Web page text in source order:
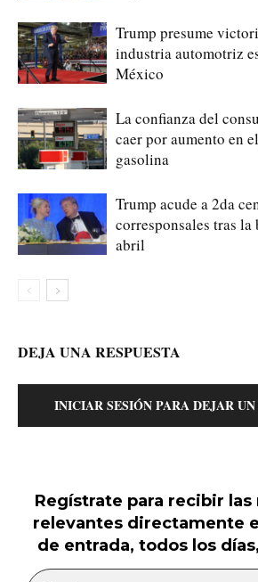
Trump presume
industria automotriz
México
La confianza del
caer por aumento en
gasolina
Trump acude a 2da
corresponsales tras la
abril
DEJA UNA RESPUESTA
INICIAR SESIÓN PARA DEJAR
Regístrate para recibir
relevantes directamente
de entrada, todos los días,